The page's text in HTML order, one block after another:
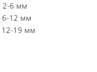
2-6 мм
6-12 мм
12-19 мм